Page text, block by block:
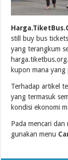
still buy bus
yang terangkum
kupon mana yang
Terhadap artikel
yang termasuk
kondisi ekonomi
Pada mencari
gunakan menu